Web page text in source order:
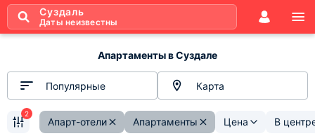
Суздаль
Даты неизвестны
Апартаменты в Суздале
Популярные Карта
Апарт-отели Апартаменты Цена В
2